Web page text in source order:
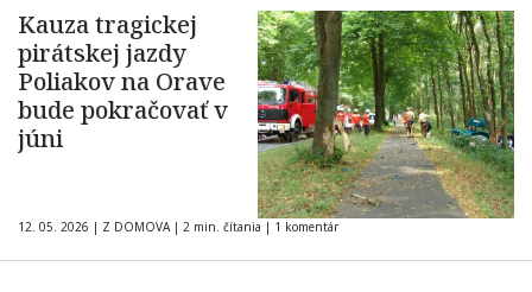
Kauza tragickej
pirátskej jazdy
Poliakov na Orave
bude pokračovať v
júni
12. 05. 2026 | Z DOMOVA | 2 min. čítania | 1 komentár